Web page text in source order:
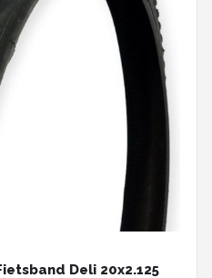
Deli 20x2.125